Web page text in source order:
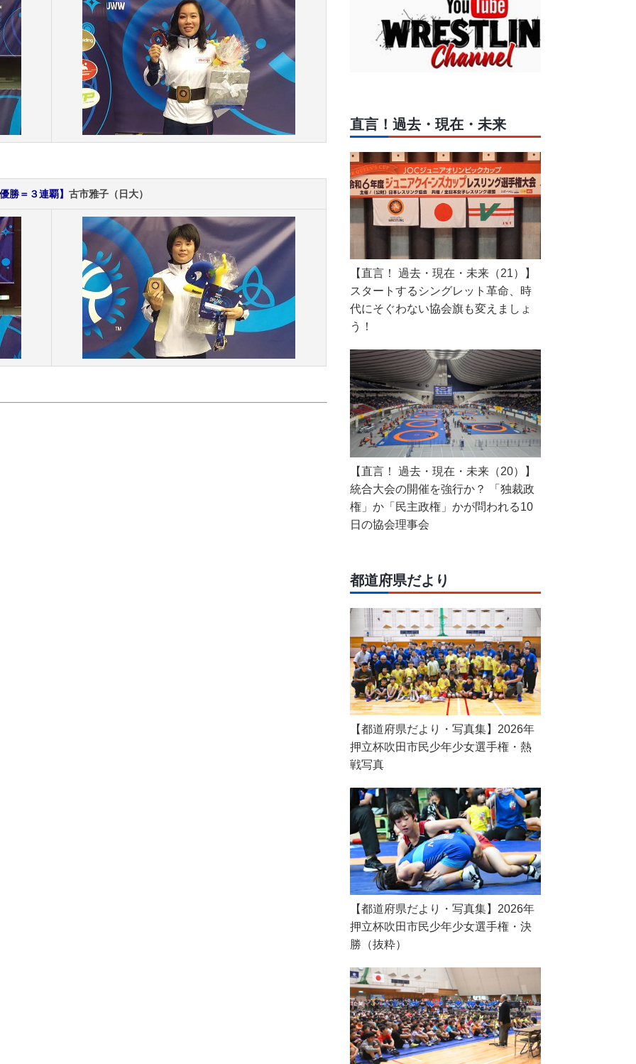
勝＝３連覇】 古市雅子（日大）
直言！過去・現在・未来
【直言！ 過去・現在・未来（21）】
スタートするシングレット革命、時
代にそぐわない協会旗も変えましょ
う！
【直言！ 過去・現在・未来（20）】
統合大会の開催を強行か？ 「独裁政
権」か「民主政権」かが問われる10
日の協会理事会
都道府県だより
【都道府県だより・写真集】2026年
押立杯吹田市民少年少女選手権・熱
戦写真
【都道府県だより・写真集】2026年
押立杯吹田市民少年少女選手権・決
勝（抜粋）